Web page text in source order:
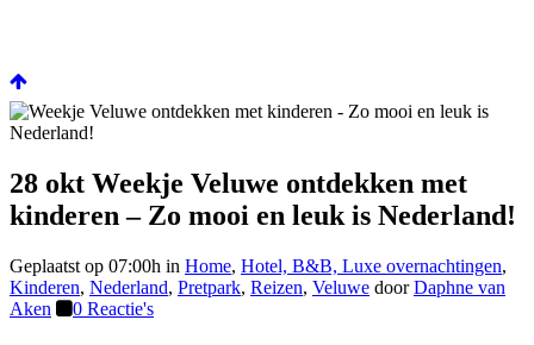
28 okt Weekje Veluwe ontdekken met
kinderen – Zo mooi en leuk is Nederland!
Geplaatst op 07:00h in Home, Hotel, B&B, Luxe overnachtingen,
Kinderen, Nederland, Pretpark, Reizen, Veluwe doorDaphne van
Aken
0 Reactie's